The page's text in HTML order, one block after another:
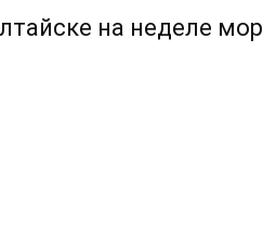
на неделе